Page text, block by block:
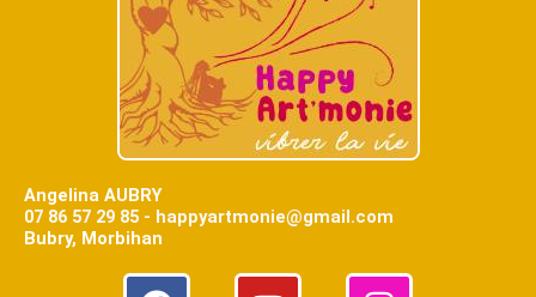
Angelina AUBRY
07 86 57 29 85 - happyartmonie@gmail.com
Bubry, Morbihan
F Y I